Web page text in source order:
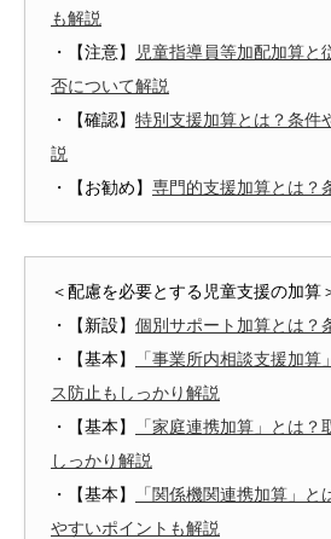
も解説
・【注意】
児童指導員等加配加算と
否について解説
・【確認】 特別支援加算とは？条件
説
・【お勧め】 専門的支援加算とは？
＜配慮を必要とする児童支援の加算
・【新設】 個別サポート加算とは？
・【基本】
「事業所内相談支援加算
ス防止もしっかり解説
・【基本】
「家庭連携加算」とは
しっかり解説
・【基本】
「関係機関連携加算」と
やすいポイントも解説